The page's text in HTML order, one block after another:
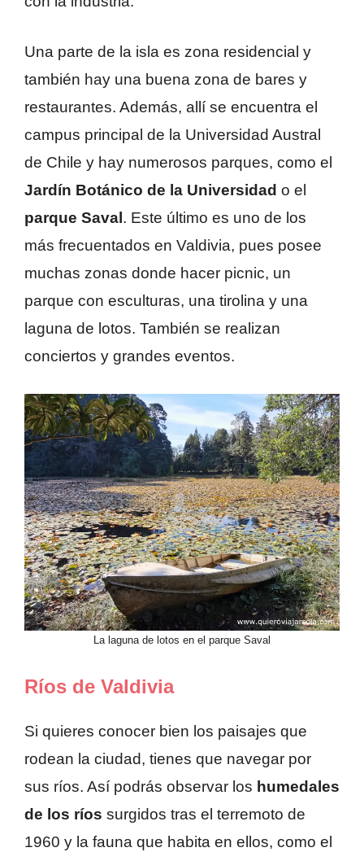
Una parte de la isla es zona residencial y
también hay una buena zona de bares y
restaurantes. Además, allí se encuentra el
campus principal de la Universidad Austral
de Chile y hay numerosos parques, como el
Jardín Botánico de la Universidad o el
parque Saval . Este último es uno de los
más frecuentados en Valdivia, pues posee
muchas zonas donde hacer picnic, un
parque con esculturas, una tirolina y una
laguna de lotos. También se realizan
conciertos y grandes eventos.
La laguna de lotos en el parque Saval
Ríos de Valdivia
Si quieres conocer bien los paisajes que
rodean la ciudad, tienes que navegar por
sus ríos. Así podrás observar los humedales
de los ríos surgidos tras el terremoto de
1960 y la fauna que habita en ellos, como el